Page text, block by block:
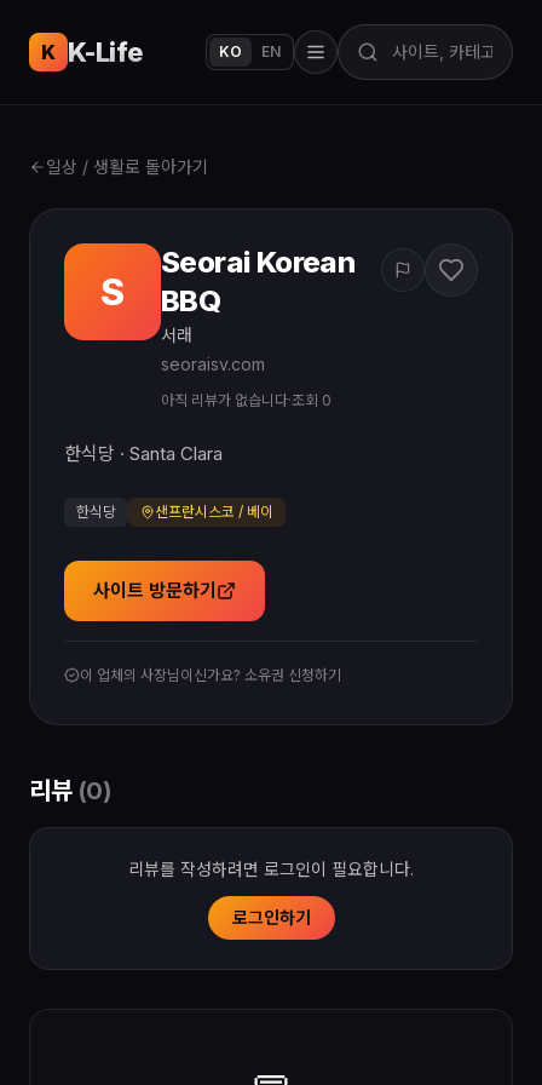
K K-Life KO EN
일상 / 생활로 돌아가기
S
Seorai Korean
BBQ
서래
seoraisv.com
아직 리뷰가 없습니다·조회 0
한식당 · Santa Clara
한식당 샌프란시스코 / 베이
사이트 방문하기
이 업체의 사장님이신가요? 소유권 신청하기
리뷰 (0)
리뷰를 작성하려면 로그인이 필요합니다.
로그인하기